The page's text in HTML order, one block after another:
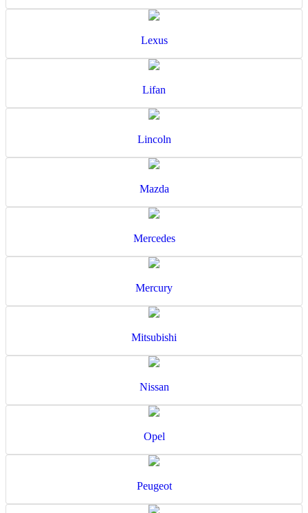
Lexus
Lifan
Lincoln
Mazda
Mercedes
Mercury
Mitsubishi
Nissan
Opel
Peugeot